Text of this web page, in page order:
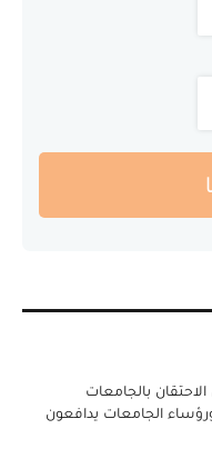
بالجامعات
الجامعات يدافعون